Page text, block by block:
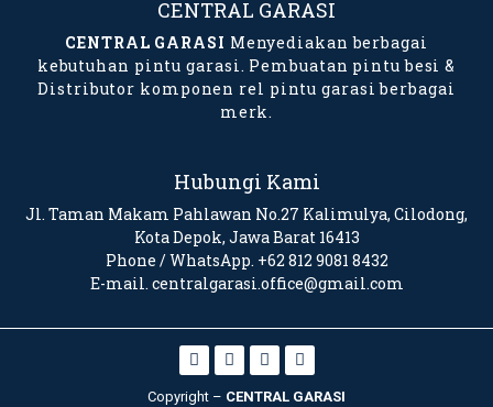
CENTRAL GARASI
CENTRAL GARASI Menyediakan berbagai
kebutuhan pintu garasi. Pembuatan pintu besi &
Distributor komponen rel pintu garasi berbagai
merk.
Hubungi Kami
Jl. Taman Makam Pahlawan No.27 Kalimulya, Cilodong,
Kota Depok, Jawa Barat 16413
Phone / WhatsApp. +62 812 9081 8432
E-mail. centralgarasi.office@gmail.com
Copyright – CENTRAL GARASI